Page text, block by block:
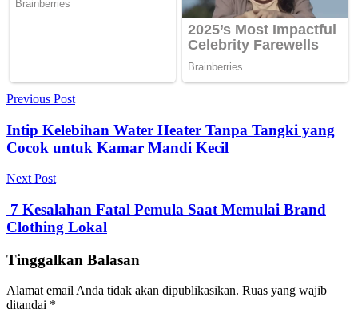
Navigasi
pos
Previous Post
Intip Kelebihan Water Heater Tanpa Tangki yang
Cocok untuk Kamar Mandi Kecil
Next Post
7 Kesalahan Fatal Pemula Saat Memulai Brand
Clothing Lokal
Tinggalkan Balasan
Alamat email Anda tidak akan dipublikasikan. Ruas yang wajib
ditandai *